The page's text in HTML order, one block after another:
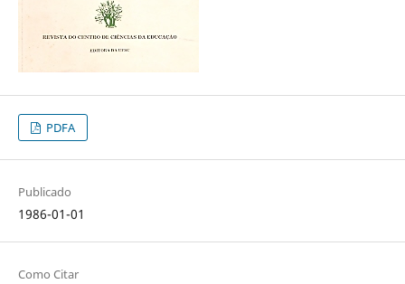
PDFA
Publicado
1986-01-01
Como Citar